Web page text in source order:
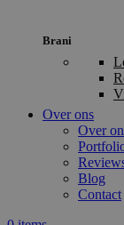
Brani
Over ons
Over
Blog
Contact